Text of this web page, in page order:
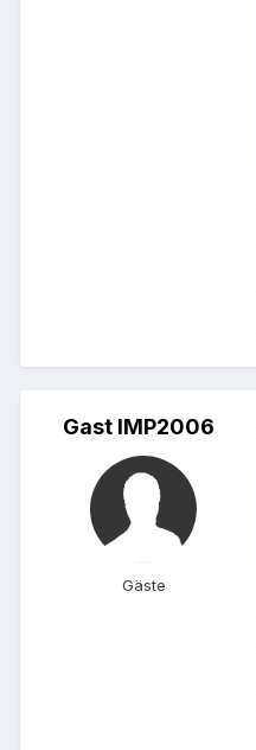
Gast IMP2006
Gäste